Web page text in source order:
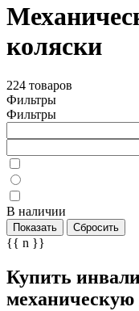
коляски
224 товаров
Фильтры
Фильтры
В наличии
Показать Сбросить
{{ n }}
Купить
механическую